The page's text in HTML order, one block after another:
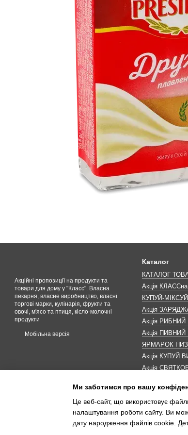
Акційні пропозиції на продукти та
товари для дому у "Класс". Власна
пекарня, власне виробництво, власні
торгові марки, кулінарія, фрукти та
овочі, м'ясо та птиця, кісло-молочні
продукти
Мобільна версія
Каталог
КАТАЛОГ
Акція КЛАССна
КУПУЙ-
Акція
Акція
Акція
ЯРМАРОК
Акція КУПУЙ
Акція
Акція ДО
ІНШІ АКЦІЇ
Ми заботимся про вашу
Це веб-сайт, що використовує
налаштування роботи сайту. Ви
дату народження файлів cookie.